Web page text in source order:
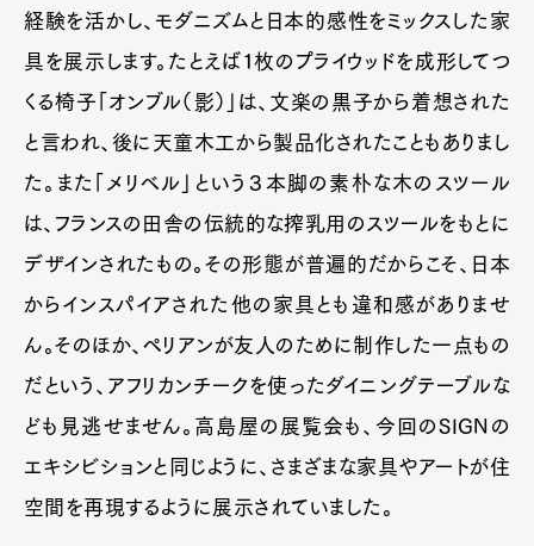
経験を活かし、モダニズムと日本的感性をミックスした家
具を展示します。たとえば１枚のプライウッドを成形してつ
くる椅子「オンブル（影）」は、文楽の黒子から着想された
と言われ、後に天童木工から製品化されたこともありまし
た。また「メリベル」という３本脚の素朴な木のスツール
は、フランスの田舎の伝統的な搾乳用のスツールをもとに
デザインされたもの。その形態が普遍的だからこそ、日本
からインスパイアされた他の家具とも違和感がありませ
ん。そのほか、ペリアンが友人のために制作した一点もの
だという、アフリカンチークを使ったダイニングテーブルな
ども見逃せません。高島屋の展覧会も、今回のSIGNの
エキシビションと同じように、さまざまな家具やアートが住
空間を再現するように展示されていました。